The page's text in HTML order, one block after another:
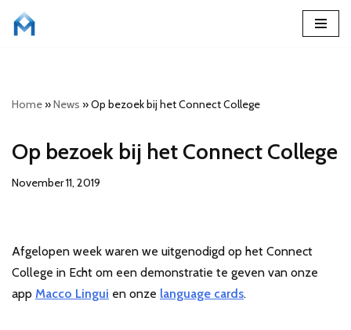
Home»News »Op bezoek bij het Connect College
Op bezoek bij het Connect College
November 11, 2019
Afgelopen week waren we uitgenodigd op het Connect
College in Echt om een demonstratie te geven van onze
app Macco Lingui en onze language cards.